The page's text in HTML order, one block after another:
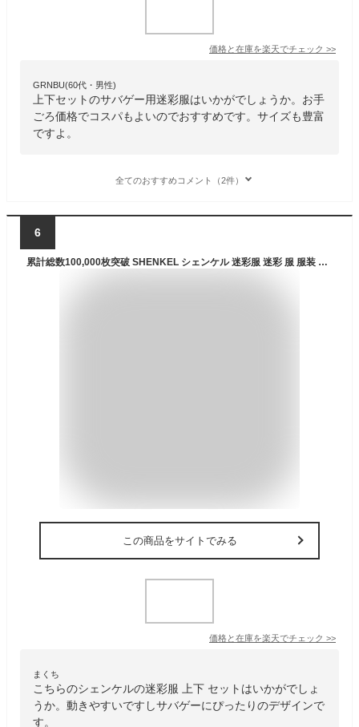
価格と在庫を楽天でチェック >>
GRNBU(60代・男性)
上下セットのサバゲー用迷彩服はいかがでしょうか。お手
ごろ価格でコスパもよいのでおすすめです。サイズも豊富
ですよ。
全てのおすすめコメント（2件）
6
累計総数100,000枚突破 SHENKEL シェンケル 迷彩服 迷彩 服 服装 上下 セット ミリタリー サバイバルゲーム サバゲー メンズ レディース 女性 マルチカム bdu コスプレ ジャケット パンツ アメリカ軍 米軍 特殊部隊 上下セット 装備
この商品をサイトでみる
価格と在庫を楽天でチェック >>
まくち
こちらのシェンケルの迷彩服 上下 セットはいかがでしょ
うか。動きやすいですしサバゲーにぴったりのデザインで
す。